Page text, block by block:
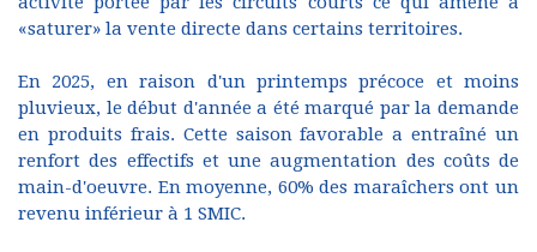
«saturer» la vente directe dans certains territoires.
En 2025, en raison d'un printemps précoce et moins
pluvieux, le début d'année a été marqué par la demande
en produits frais. Cette saison favorable a entraîné un
renfort des effectifs et une augmentation des coûts de
main-d'oeuvre. En moyenne, 60% des maraîchers ont un
revenu inférieur à 1 SMIC.